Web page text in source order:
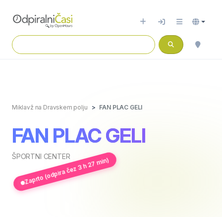
Miklavž na Dravskem polju FAN PLAC GELI
FAN PLAC GELI
ŠPORTNI CENTER
Zaprto (odpira čez 3 h 27 min)